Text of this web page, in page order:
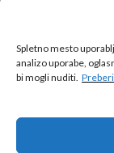
Spletno mesto
analizo uporabe,
bi mogli nuditi.
Vpiši